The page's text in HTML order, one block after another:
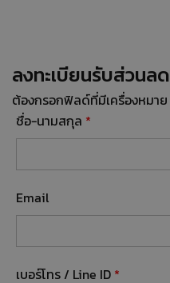
ลงทะเบียนรับส่วนลด
ต้องกรอกฟิลด์ที่มีเครื่องหมาย
ชื่อ-นามสกุล *
Email
เบอร์โทร / Line ID *